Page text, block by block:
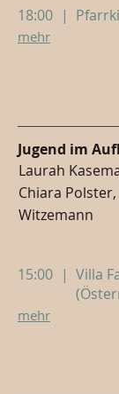
18:00 |
mehr
Jugend im
Laurah
Chiara Polster,
Witzemann
15:00 | Villa
mehr